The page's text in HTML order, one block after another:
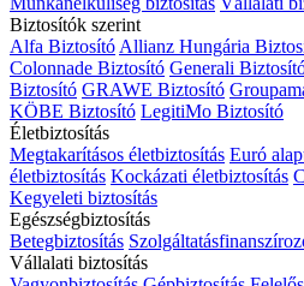
Biztosítók szerint
Alfa Biztosító Allianz Hungária
Colonnade Biztosító Generali
Biztosító GRAWE Biztosító
KÖBE Biztosító LegitiMo Biztosító
Életbiztosítás
Megtakarításos életbiztosítás Euró
életbiztosítás Kockázati életbiztosítás
Kegyeleti biztosítás
Egészségbiztosítás
Betegbiztosítás
Vállalati biztosítás